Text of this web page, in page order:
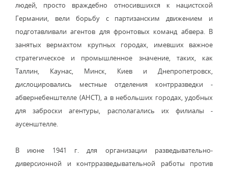
людей, просто враждебно относившихся к нацистской
Германии, вели борьбу с партизанским движением и
подготавливали агентов для фронтовых команд абвера. В
занятых вермахтом крупных городах, имевших важное
стратегическое и промышленное значение, таких, как
Таллин, Каунас, Минск, Киев и Днепропетровск,
дислоцировались местные отделения контрразведки -
абвернебенштелле (АНСТ), а в небольших городах, удобных
для заброски агентуры, располагались их филиалы -
аусенштелле.
В июне 1941 г. для организации разведывательно-
диверсионной и контрразведывательной работы против